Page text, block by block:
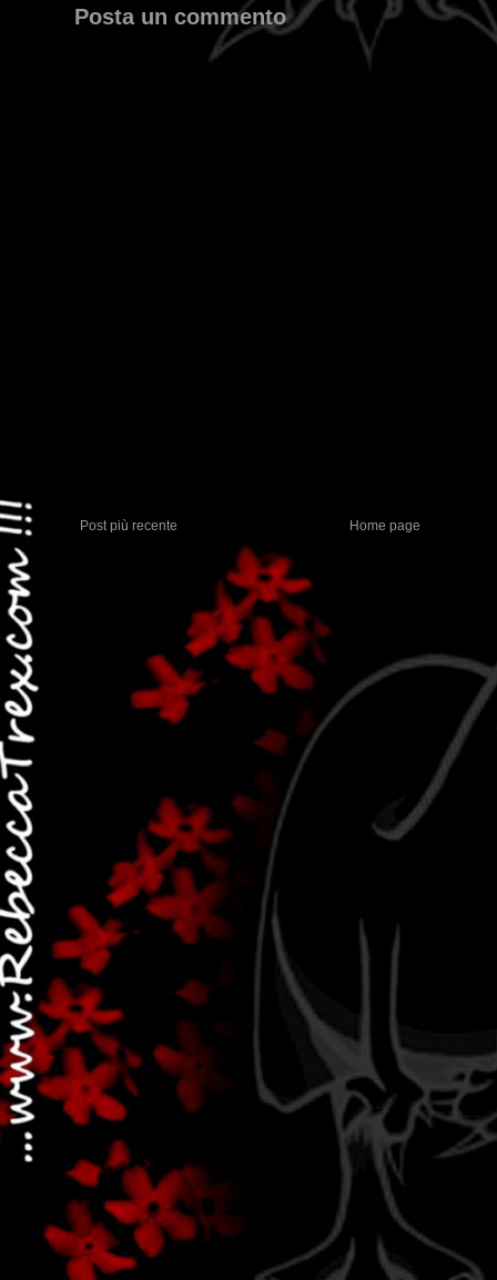
Posta un commento
Post più recente Home page